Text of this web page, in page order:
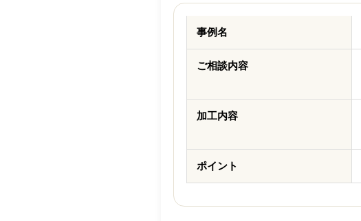
事例名
ご相談内容
加工内容
ポイント